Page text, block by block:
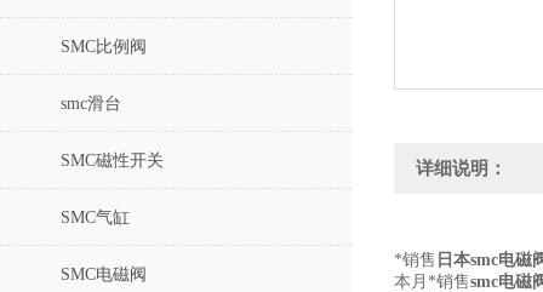
SMC比例阀
smc滑台
SMC磁性开关
SMC气缸
SMC电磁阀
详细说明：
*销售 日本smc电磁
本月*销售smc电磁